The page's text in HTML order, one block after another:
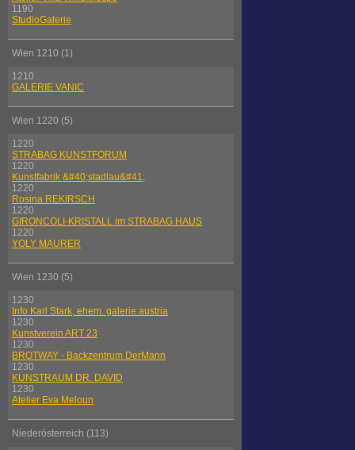
1190
StudioGalerie
Wien 1210 (1)
1210
GALERIE VANIC
Wien 1220 (5)
1220
STRABAG KUNSTFORUM
1220
Kunstfabrik &#40;stadlau&#41;
1220
Rosina REKIRSCH
1220
GIRONCOLI-KRISTALL im STRABAG HAUS
1220
YOLY MAURER
Wien 1230 (5)
1230
Info Karl Stark, ehem. galerie austria
1230
Kunstverein ART 23
1230
BROTWAY - Backzentrum DerMann
1230
KUNSTRAUM DR. DAVID
1230
Atelier Eva Meloun
Niederösterreich (113)